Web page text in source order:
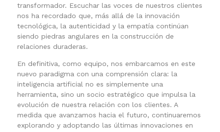
transformador. Escuchar las voces de nuestros clientes
nos ha recordado que, más allá de la innovación
tecnológica, la autenticidad y la empatía continúan
siendo piedras angulares en la construcción de
relaciones duraderas.
En definitiva, como equipo, nos embarcamos en este
nuevo paradigma con una comprensión clara: la
inteligencia artificial no es simplemente una
herramienta, sino un socio estratégico que impulsa la
evolución de nuestra relación con los clientes. A
medida que avanzamos hacia el futuro, continuaremos
explorando y adoptando las últimas innovaciones en